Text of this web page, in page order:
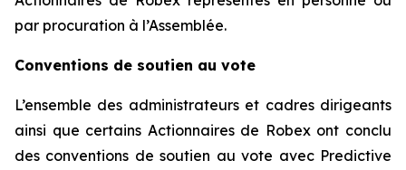
par procuration à l’Assemblée.
Conventions de soutien au vote
L’ensemble des administrateurs et cadres dirigeants
ainsi que certains Actionnaires de Robex ont conclu
des conventions de soutien au vote avec Predictive